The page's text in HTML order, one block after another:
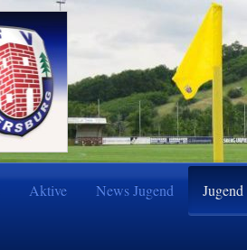
Aktive News Jugend Jugend